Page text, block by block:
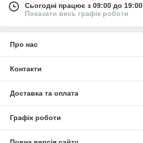
Сьогодні працює з 09:00 до 19:00
Показати весь графік роботи
Про нас
Контакти
Доставка та оплата
Графік роботи